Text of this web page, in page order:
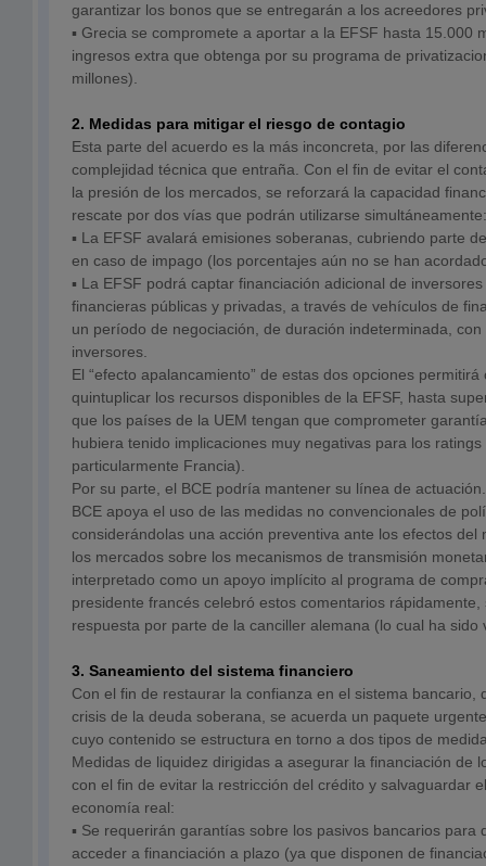
garantizar los bonos que se entregarán a los acreedores
▪ Grecia se compromete a aportar a la EFSF hasta 15.000
ingresos extra que obtenga por su programa de
millones).
2. Medidas para mitigar el riesgo de contagio
Esta parte del acuerdo es la más inconcreta, por las
complejidad técnica que entraña. Con el fin de evitar el
la presión de los mercados, se reforzará la capacidad
rescate por dos vías que podrán utilizarse simultáneamente:
▪ La EFSF avalará emisiones soberanas, cubriendo parte
en caso de impago (los porcentajes aún no se han
▪ La EFSF podrá captar financiación adicional de
financieras públicas y privadas, a través de vehículos de
un período de negociación, de duración indeterminada,
inversores.
El “efecto apalancamiento” de estas dos opciones
quintuplicar los recursos disponibles de la EFSF, hasta
que los países de la UEM tengan que comprometer
hubiera tenido implicaciones muy negativas para los
particularmente Francia).
Por su parte, el BCE podría mantener su línea de
BCE apoya el uso de las medidas no convencionales de
considerándolas una acción preventiva ante los efectos del
los mercados sobre los mecanismos de transmisión
interpretado como un apoyo implícito al programa de
presidente francés celebró estos comentarios rápidamente,
respuesta por parte de la canciller alemana (lo cual ha sido
3. Saneamiento del sistema financiero
Con el fin de restaurar la confianza en el sistema bancario,
crisis de la deuda soberana, se acuerda un paquete
cuyo contenido se estructura en torno a dos tipos de
Medidas de liquidez dirigidas a asegurar la financiación de
con el fin de evitar la restricción del crédito y salvaguardar
economía real:
▪ Se requerirán garantías sobre los pasivos bancarios para
acceder a financiación a plazo (ya que disponen de